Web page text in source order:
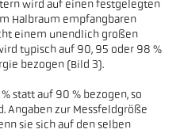
wird auf einen festgelegten
Halbraum empfangbaren
einem unendlich großen
typisch auf 90, 95 oder 98 %
bezogen (Bild 3).
statt auf 90 % bezogen, so
Angaben zur Messfeldgröße
sie sich auf den selben